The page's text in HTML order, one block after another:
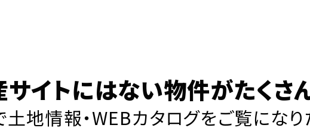
イトにはない物件がたくさん
地情報・WEBカタログをご覧になり